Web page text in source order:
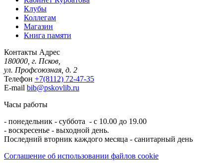
Клубы
Коллегам
Магазин
Книга памяти
Контакты Адрес
180000, г. Псков,
ул. Профсоюзная, д. 2
Телефон +7(8112) 72-47-35
E-mail bib@pskovlib.ru
Часы работы
- понедельник - суббота - с 10.00 до 19.00
- воскресенье - выходной день.
Последний вторник каждого месяца - санитарный день
Соглашение об использовании файлов cookie